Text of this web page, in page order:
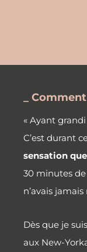
_
« Ayant
C’est durant
sensation
30 minutes
n’avais
Dès que je
aux New-